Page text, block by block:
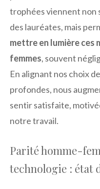
trophées viennent non
des lauréates, mais
mettre en lumière ces
femmes, souvent
En alignant nos choix
profondes, nous
sentir satisfaite,
notre travail.
Parité homme-
technologie : état